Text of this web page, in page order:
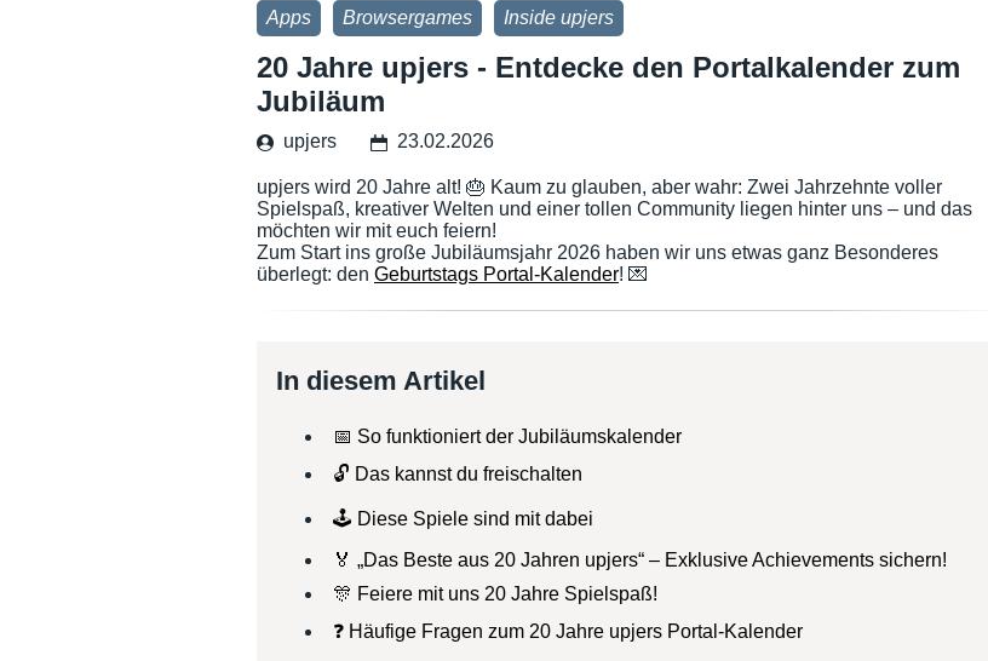
Apps Browsergames Inside upjers
20 Jahre upjers - Entdecke den Portalkalender zum
Jubiläum
upjers 23.02.2026
upjers wird 20 Jahre alt! 🎂 Kaum zu glauben, aber wahr: Zwei Jahrzehnte voller
Spielspaß, kreativer Welten und einer tollen Community liegen hinter uns – und das
möchten wir mit euch feiern!
Zum Start ins große Jubiläumsjahr 2026 haben wir uns etwas ganz Besonderes
überlegt: den Geburtstags Portal-Kalender! 💌
In diesem Artikel
📅 So funktioniert der Jubiläumskalender
🔓 Das kannst du freischalten
🕹️ Diese Spiele sind mit dabei
🏅 „Das Beste aus 20 Jahren upjers“ – Exklusive Achievements sichern!
🎊 Feiere mit uns 20 Jahre Spielspaß!
❓ Häufige Fragen zum 20 Jahre upjers Portal-Kalender